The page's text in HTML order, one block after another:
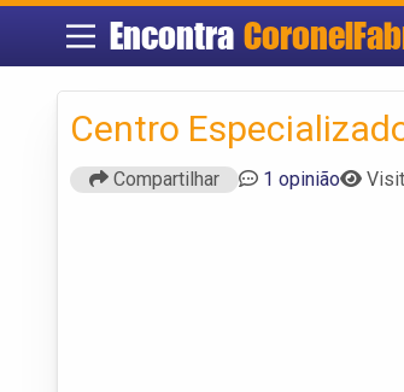
Encontra
Centro
Compartilhar 1 opinião